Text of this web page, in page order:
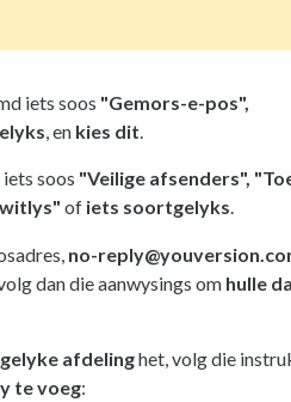
iets soos "Gemors-e-pos",
, en kies dit
soos "Veilige afsenders",
of iets soortgelyks.
no-
dan die aanwysings om hulle
afdelinghet, volg die
te voeg: